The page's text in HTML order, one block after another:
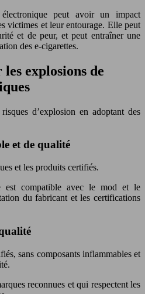
électronique peut avoir un impact
victimes et leur entourage. Elle peut
et de peur, et peut entraîner une
des e-cigarettes.
explosions de
d’explosion en adoptant des
et de qualité
et les produits certifiés.
est compatible avec le mod et le
du fabricant et les certifications
sans composants inflammables et
reconnues et qui respectent les